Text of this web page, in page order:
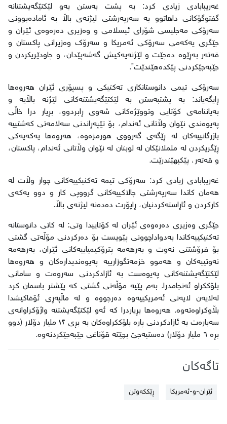
غەریبابادی زیادی کرد: بە پشت بەستن بەو لێکتێگەیشتنانە
گفتوگۆکانی داهاتوو بە سەرپەرشتی لیژنەی باڵا بە ئامادەبوونی
سەرۆکی مەجلیسی شۆرای ئیسلامی و وەزیری دەرەوەی ئێران و
جێگری یەکەمی سەرۆکی ئەمریکا و سەرۆک وەزیرانی پاکستان و
قەتەر بەڕێوە دەچێت و لێژنەیەکیش گەشەپێدان، و چاودێریکردن و
جێبەجێکردنی پێکدەهێندێت”.
سەرۆکی تیمی دانوستانکاری تەکنیکی و پسپۆری ئێران هەروەها
ڕایگەیاند: بە پشتبەستن بە لێکتێگەیشتنەکانی لێژنە باڵایە و
بەیاننامەی کۆتایی وتووێژەکانی شەوی ڕابردوو، بڕیار درا خاڵی
پەیوەندی نێوان وڵاتانی ئەندام، بۆ تێپەڕاندنی سەلامەتی کەشتییە
بازرگانییەکان لە ڕێگەی گەرووی هورمزەوە، هەروەها یەکەیەکی
ڕێگریکردن لە ململانێکان لە لوبنان لە نێوان وڵاتانی ئەندام، پاکستان،
و قەتەر، پێکبهێندرێت.
غەریبابادی زیادی کرد: سەرۆکی تیمە تەکنیکییەکانی چوار وڵات لە
هەمان کاتدا سەرپەرشتی چالاکییەکانی گرووپی کار و دوو یەکەی
کارکردن و ئاڕاستەکردنیان، ڕاپۆرت دەدەنە لیژنەی باڵا.
جێگری وەزیری دەرەوەی ئێران لە کۆتاییدا وتی: لە کاتی دانوستانە
تەکنیکییەکاندا بەدواداچوونی پێویست بۆ دەرکردنی مۆڵەتی گشتی
بۆ فرۆشتنی نەوت و بەرهەمە پترۆکیمیاییەکانی ئێران، بەرهەمە
نەوتییەکان و هەموو خزمەتگوزارییە پەیوەندیدارەکان و هەروەها
لێکتێگەیشتنەکانی پەیوەست بە ئازادکردنی سەروەت و سامانی
بلۆککراو ئەنجامدرا. بەم پێیە مۆڵەتی گشتی کە پێشتر باسمان کرد
لەلایەن لایەنی ئەمریکییەوە دەرچووە و لە ماڵپەڕی ئۆفاکیشدا
بڵاوکراوەتەوە. هەروەها بڕیاردرا کە ئەو لێکتێگەیشتنە واژۆکراوانەی
سەبارەت بە ئازادکردنی پارە بلۆککراوەکان بە بڕی ١٢ ملیار دۆلار (دوو
بڕە ٦ ملیار دۆلار) دەستبەجێ بچێتە قۆناغی جێبەجێکردنەوە.
تاگەکان
ئێران-و-ئەمریکا ڕێککەوتن